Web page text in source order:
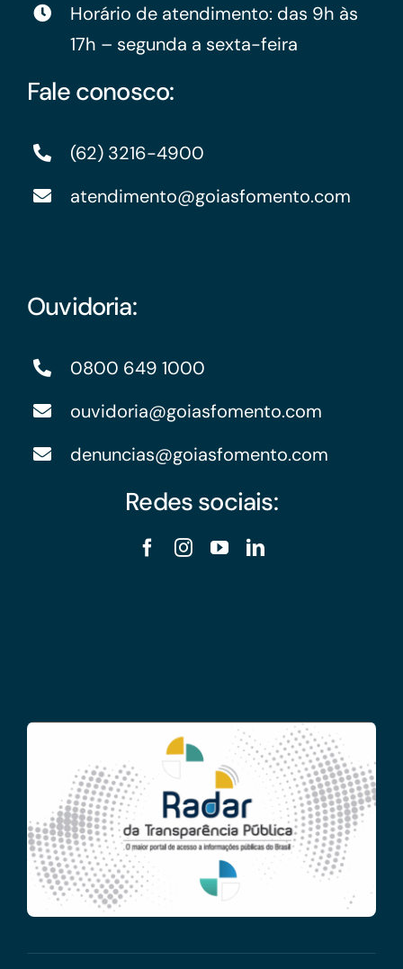
Horário de atendimento: das 9h às
17h – segunda a sexta-feira
Fale conosco:
(62) 3216-4900
atendimento@goiasfomento.com
Ouvidoria:
0800 649 1000
ouvidoria@goiasfomento.com
denuncias@goiasfomento.com
Redes sociais: